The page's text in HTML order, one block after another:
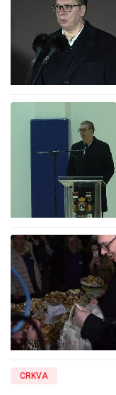
CRKVA